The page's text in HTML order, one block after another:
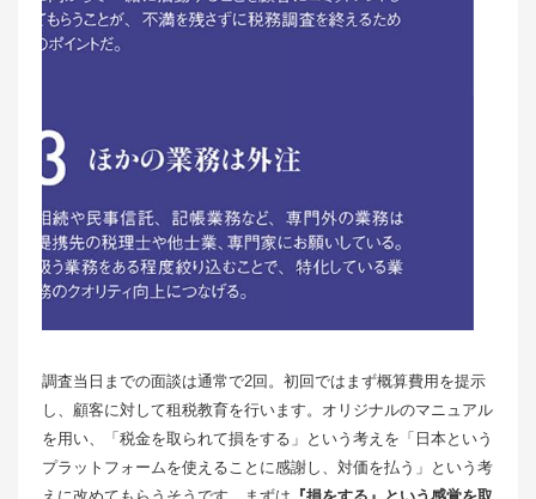
調査当日までの面談は通常で2回。初回ではまず概算費用を提示
し、顧客に対して租税教育を行います。オリジナルのマニュアル
を用い、「税金を取られて損をする」という考えを「日本という
プラットフォームを使えることに感謝し、対価を払う」という考